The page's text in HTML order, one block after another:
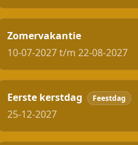
Zomervakantie
10-07-2027 t/m 22-08-2027
Eerste kerstdag Feestdag
25-12-2027